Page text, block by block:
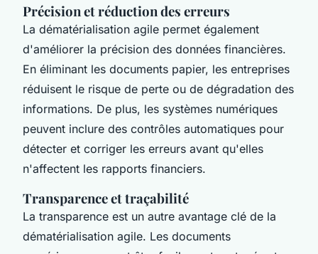
Précision et réduction des erreurs
La dématérialisation agile permet également
d'améliorer la précision des données financières.
En éliminant les documents papier, les entreprises
réduisent le risque de perte ou de dégradation des
informations. De plus, les systèmes numériques
peuvent inclure des contrôles automatiques pour
détecter et corriger les erreurs avant qu'elles
n'affectent les rapports financiers.
Transparence et traçabilité
La transparence est un autre avantage clé de la
dématérialisation agile. Les documents